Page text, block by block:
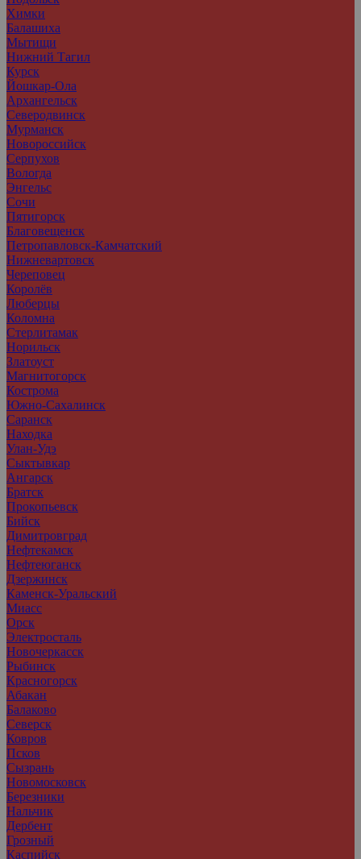
Химки
Балашиха
Мытищи
Нижний Тагил
Курск
Йошкар-Ола
Архангельск
Северодвинск
Мурманск
Новороссийск
Серпухов
Вологда
Энгельс
Сочи
Пятигорск
Благовещенск
Петропавловск-Камчатский
Нижневартовск
Череповец
Королёв
Люберцы
Коломна
Стерлитамак
Норильск
Златоуст
Магнитогорск
Кострома
Южно-Сахалинск
Саранск
Находка
Улан-Удэ
Сыктывкар
Ангарск
Братск
Прокопьевск
Бийск
Димитровград
Нефтекамск
Нефтеюганск
Дзержинск
Каменск-Уральский
Миасс
Орск
Электросталь
Новочеркасск
Рыбинск
Красногорск
Абакан
Балаково
Северск
Ковров
Псков
Сызрань
Новомосковск
Березники
Нальчик
Дербент
Грозный
Каспийск